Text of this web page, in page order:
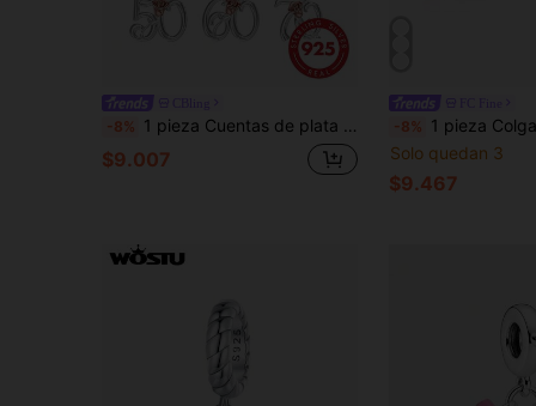
-8% 1 pieza Cuentas de plata de ley 925 con números DIY, joyería para mujeres, regalo conmemorativo unisex
$9.007
-8% 1 pieza Colgante en forma de bandera del mapa de Dubái de plata
Solo quedan 3
$9.467